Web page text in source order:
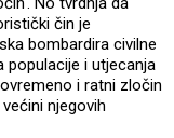
čin je
bombardira civilne
populacije i utjecanja
i ratni zločin
njegovih